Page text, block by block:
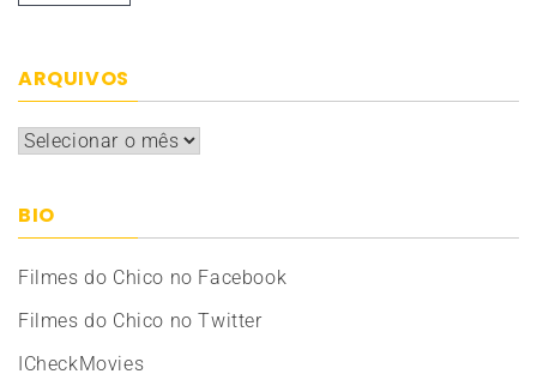
ARQUIVOS
Arquivos
BIO
Filmes do Chico no Facebook
Filmes do Chico no Twitter
ICheckMovies